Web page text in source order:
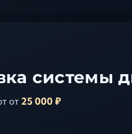
системы
от 25 000 ₽